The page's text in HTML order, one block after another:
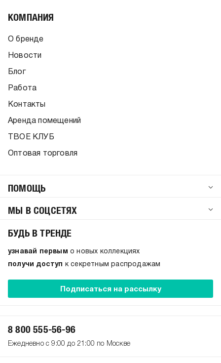
КОМПАНИЯ
О бренде
Новости
Блог
Работа
Контакты
Аренда помещений
ТВОЕ КЛУБ
Оптовая торговля
ПОМОЩЬ
МЫ В СОЦСЕТЯХ
БУДЬ В ТРЕНДЕ
узнавай первым о новых коллекциях
получи доступ к секретным распродажам
Подписаться на рассылку
8 800 555-56-96
Ежедневно с 9:00 до 21:00 по Москве